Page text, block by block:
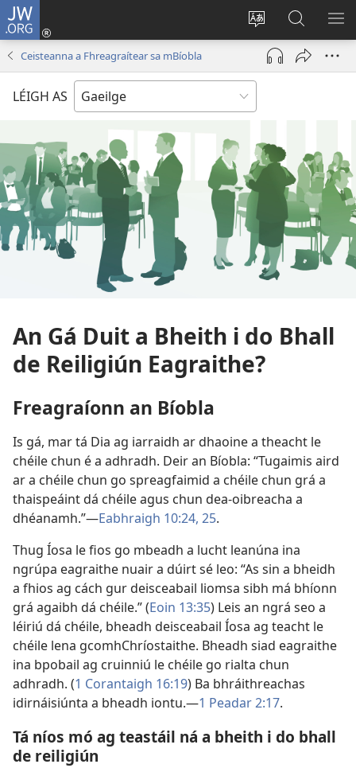
JW.ORG
Athraigh
teanga
an
láithreáin
Logáil
Isteach
(opens
window)
ar
JW.ORG
Ceisteanna a Fhreagraítear sa mBíobla
LÉIGH AS
An Gá Duit a Bheith i do Bhall
de Reiligiún Eagraithe?
Freagraíonn an Bíobla
Is gá, mar tá Dia ag iarraidh ar dhaoine a theacht le
chéile chun é a adhradh. Deir an Bíobla: “Tugaimis aird
ar a chéile chun go spreagfaimid a chéile chun grá a
thaispeáint dá chéile agus chun dea-oibreacha a
dhéanamh.”—Eabhraigh 10:24, 25.
Thug Íosa le fios go mbeadh a lucht leanúna ina
ngrúpa eagraithe nuair a dúirt sé leo: “As sin a bheidh
a fhios ag cách gur deisceabail liomsa sibh má bhíonn
grá agaibh dá chéile.” (Eoin 13:35) Leis an ngrá seo a
léiriú dá chéile, bheadh deisceabail Íosa ag teacht le
chéile lena gcomhChríostaithe. Bheadh siad eagraithe
ina bpobail ag cruinniú le chéile go rialta chun
adhradh. (1 Corantaigh 16:19) Ba bhráithreachas
idirnáisiúnta a bheadh iontu.—1 Peadar 2:17.
Tá níos mó ag teastáil ná a bheith i do bhall
de reiligiún